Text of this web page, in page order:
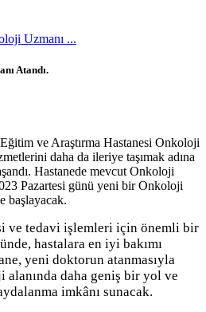
Uzmanı ...
Atandı.
ve Araştırma Hastanesi Onkoloji
daha da ileriye taşımak adına
Hastanede mevcut Onkoloji
Pazartesi günü yeni bir Onkoloji
başlayacak.
ve tedavi işlemleri için önemli bir
hastalara en iyi bakımı
yeni doktorun atanmasıyla
daha geniş bir yol ve
imkânı sunacak.